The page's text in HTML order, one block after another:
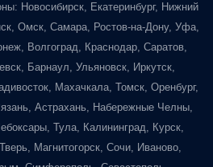
Новосибирск, Екатеринбург, Нижний
Омск, Самара, Ростов-на-Дону, Уфа,
Волгоград, Краснодар, Саратов,
Барнаул, Ульяновск, Иркутск,
Махачкала, Томск, Оренбург,
Астрахань, Набережные Челны,
Тула, Калининград, Курск,
Магнитогорск, Сочи, Иваново,